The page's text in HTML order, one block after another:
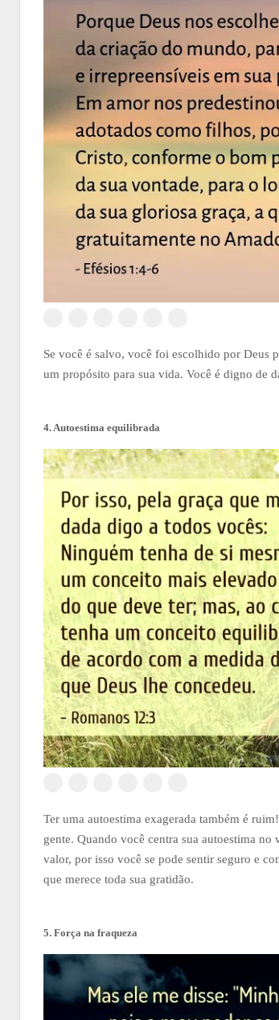
Se você é salvo, você foi escolhido por Deus
um propósito para sua vida. Você é digno de
4. Autoestima equilibrada
Ter uma autoestima exagerada também é
gente. Quando você centra sua autoestima
valor, por isso você se pode sentir seguro e
que merece toda sua gratidão.
5. Força na fraqueza